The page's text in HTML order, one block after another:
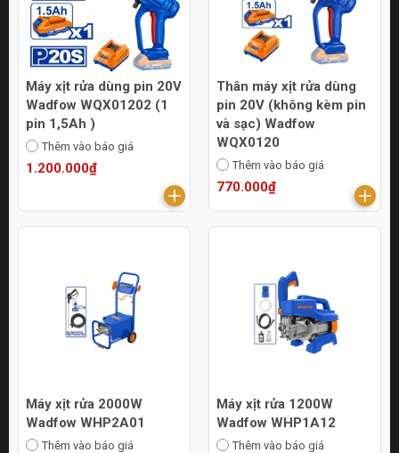
Máy xịt rửa dùng pin 20V
Wadfow WQX01202 (1
pin 1,5Ah )
Thêm vào báo giá
1.200.000₫
Thân máy xịt rửa dùng
pin 20V (không kèm pin
và sạc) Wadfow
WQX0120
Thêm vào báo giá
770.000₫
Máy xịt rửa 2000W
Wadfow WHP2A01
Thêm vào báo giá
Máy xịt rửa 1200W
Wadfow WHP1A12
Thêm vào báo giá